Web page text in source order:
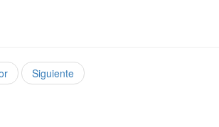
Siguiente